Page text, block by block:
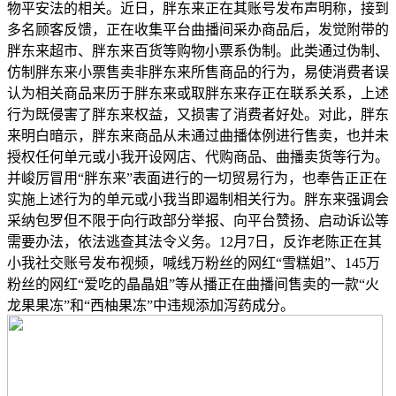
物平安法的相关。近日，胖东来正在其账号发布声明称，接到
多名顾客反馈，正在收集平台曲播间采办商品后，发觉附带的
胖东来超市、胖东来百货等购物小票系伪制。此类通过伪制、
仿制胖东来小票售卖非胖东来所售商品的行为，易使消费者误
认为相关商品来历于胖东来或取胖东来存正在联系关系，上述
行为既侵害了胖东来权益，又损害了消费者好处。对此，胖东
来明白暗示，胖东来商品从未通过曲播体例进行售卖，也并未
授权任何单元或小我开设网店、代购商品、曲播卖货等行为。
并峻厉冒用“胖东来”表面进行的一切贸易行为，也奉告正正在
实施上述行为的单元或小我当即遏制相关行为。胖东来强调会
采纳包罗但不限于向行政部分举报、向平台赞扬、启动诉讼等
需要办法，依法逃查其法令义务。12月7日，反诈老陈正在其
小我社交账号发布视频，喊线万粉丝的网红“雪糕姐”、145万
粉丝的网红“爱吃的晶晶姐”等从播正在曲播间售卖的一款“火
龙果果冻”和“西柚果冻”中违规添加泻药成分。